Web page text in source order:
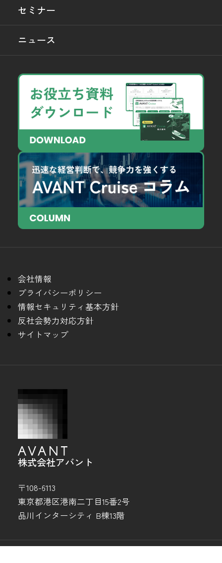
セミナー
ニュース
会社情報
プライバシーポリシー
情報セキュリティ基本方針
反社会勢力対応方針
サイトマップ
株式会社アバント
〒108-6113
東京都港区港南二丁目15番2号
品川インターシティ B棟13階